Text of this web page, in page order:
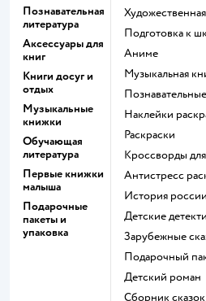
Познавательная
литература
Аксессуары для
книг
Книги досуг и
отдых
Музыкальные
книжки
Обучающая
литература
Первые книжки
малыша
Подарочные
пакеты и
упаковка
подготовка к
Аниме
музыкальная
наклейки
раскраски
кроссворды
антистресс
история
детские
зарубежные
подарочный
детский роман
сборник сказок